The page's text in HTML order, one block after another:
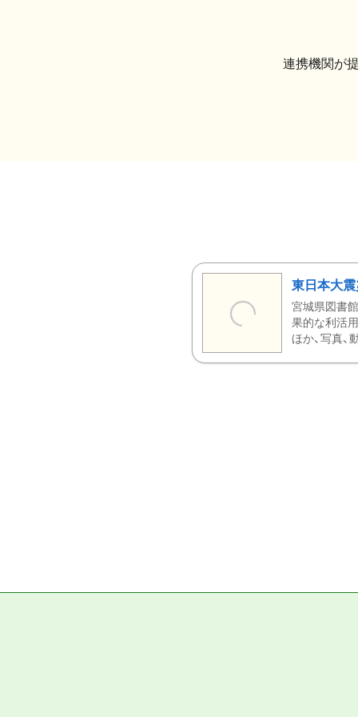
連携機関が
東日本大
宮城県図書
果的な利活
ほか、写真、